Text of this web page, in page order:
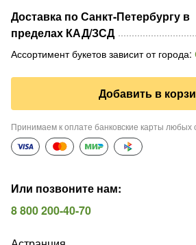
Доставка по Санкт-Петербургу в
пределах КАД/ЗСД
Ассортимент букетов зависит от города:
Добавить в
Принимаем к оплате банковские карты любых
Или позвоните нам:
8 800 200-40-70